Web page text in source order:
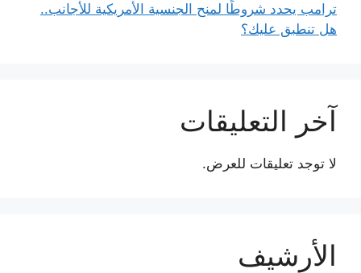
ترامب يحدد شروطًا لمنح الجنسية الأمريكية للأجانب..
هل تنطبق عليك؟
آخر التعليقات
لا توجد تعليقات للعرض.
الأرشيف